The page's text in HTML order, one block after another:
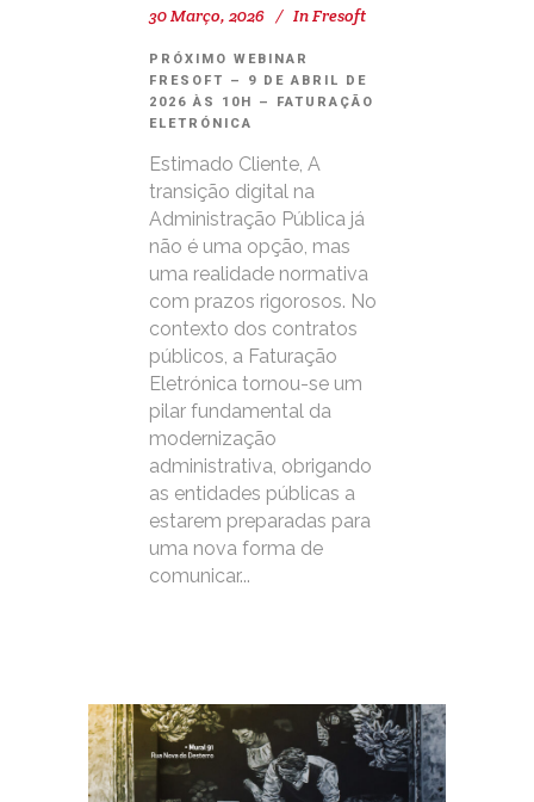
30 Março, 2026 InFresoft
PRÓXIMO WEBINAR
FRESOFT – 9 DE ABRIL DE
2026 ÀS 10H – FATURAÇÃO
ELETRÓNICA
Estimado Cliente, A
transição digital na
Administração Pública já
não é uma opção, mas
uma realidade normativa
com prazos rigorosos. No
contexto dos contratos
públicos, a Faturação
Eletrónica tornou-se um
pilar fundamental da
modernização
administrativa, obrigando
as entidades públicas a
estarem preparadas para
uma nova forma de
comunicar...